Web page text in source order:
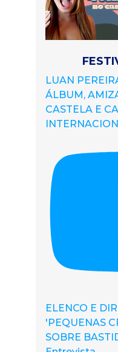
LUAN
ÁLBUM,
CASTELA E
ELENCO E
'PEQUENAS
SOBRE